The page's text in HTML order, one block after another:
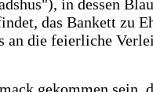
in dessen
das Bankett zu
an die feierliche
gekommen sein,